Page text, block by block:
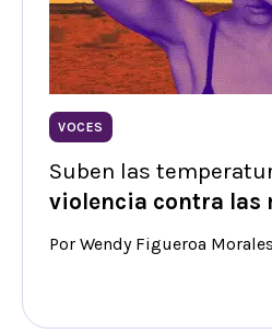
VOCES
Suben las
violencia contra las
Por Wendy Figueroa Morales